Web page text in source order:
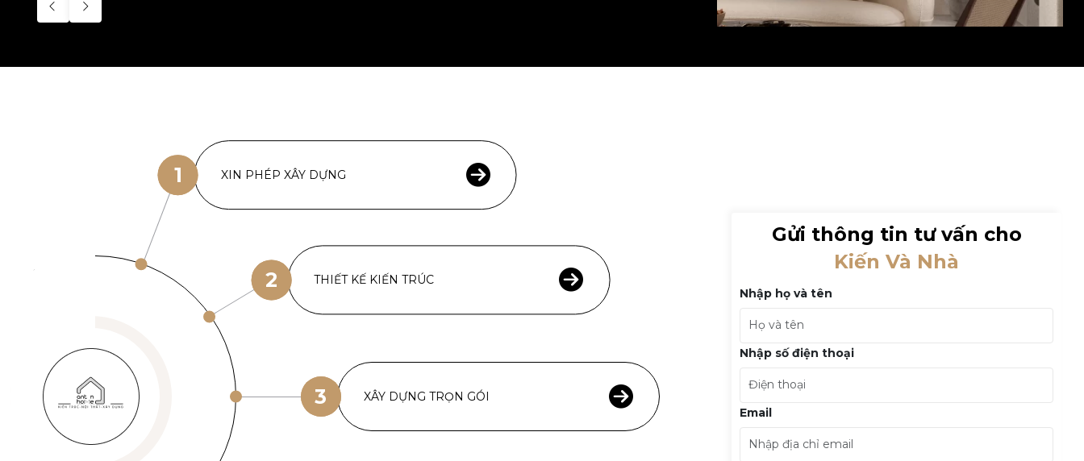
1 XIN PHÉP XÂY DỰNG
2 THIẾT KẾ KIẾN TRÚC
3 XÂY DỰNG TRỌN GÓI
Gửi thông tin tư vấn cho
Kiến Và Nhà
Nhập họ và tên
Nhập số điện thoại
Email